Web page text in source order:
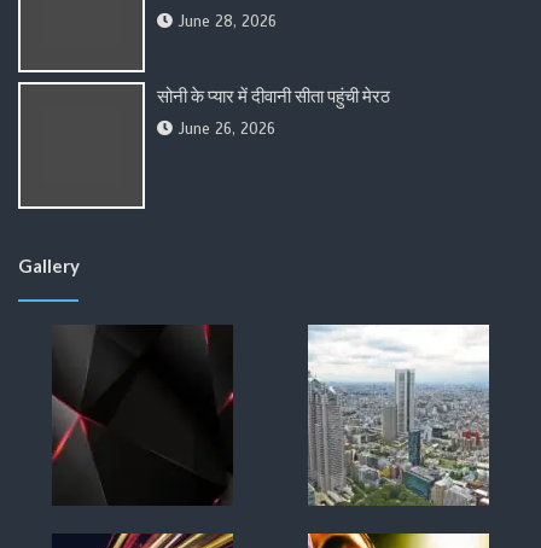
June 28, 2026
सोनी के प्यार में दीवानी सीता पहुंची मेरठ
June 26, 2026
Gallery